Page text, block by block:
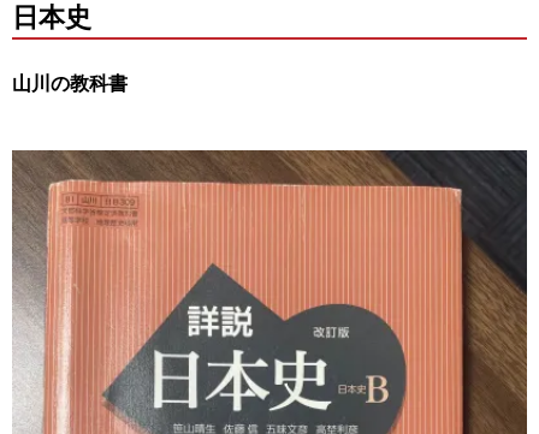
日本史
山川の教科書